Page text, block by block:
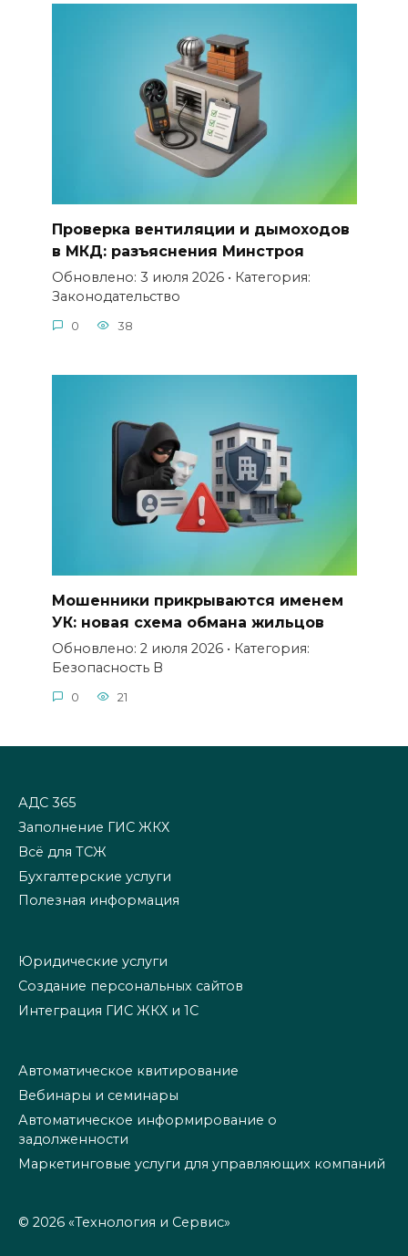
Проверка вентиляции и дымоходов
в МКД: разъяснения Минстроя
Обновлено: 3 июля 2026 • Категория:
Законодательство
0 38
Мошенники прикрываются именем
УК: новая схема обмана жильцов
Обновлено: 2 июля 2026 • Категория:
Безопасность В
0 21
АДС 365
Заполнение ГИС ЖКХ
Всё для ТСЖ
Бухгалтерские услуги
Полезная информация
Юридические услуги
Создание персональных сайтов
Интеграция ГИС ЖКХ и 1С
Автоматическое квитирование
Вебинары и семинары
Автоматическое информирование о
задолженности
Маркетинговые услуги для управляющих компаний
© 2026 «Технология и Сервис»